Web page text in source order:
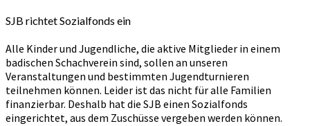
SJB richtet Sozialfonds ein
Alle Kinder und Jugendliche, die aktive Mitglieder in einem
badischen Schachverein sind, sollen an unseren
Veranstaltungen und bestimmten Jugendturnieren
teilnehmen können. Leider ist das nicht für alle Familien
finanzierbar. Deshalb hat die SJB einen Sozialfonds
eingerichtet, aus dem Zuschüsse vergeben werden können.